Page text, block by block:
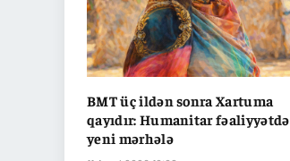
BMT üç ildən sonra Xartuma
qayıdır: Humanitar fəaliyyətdə
yeni mərhələ